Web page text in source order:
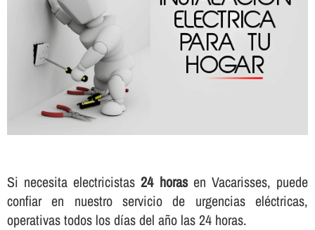
Si necesita electricistas24 horasen Vacarisses, puede
confiar en nuestro servicio de urgencias eléctricas,
operativas todos los dí­as del año las 24 horas.